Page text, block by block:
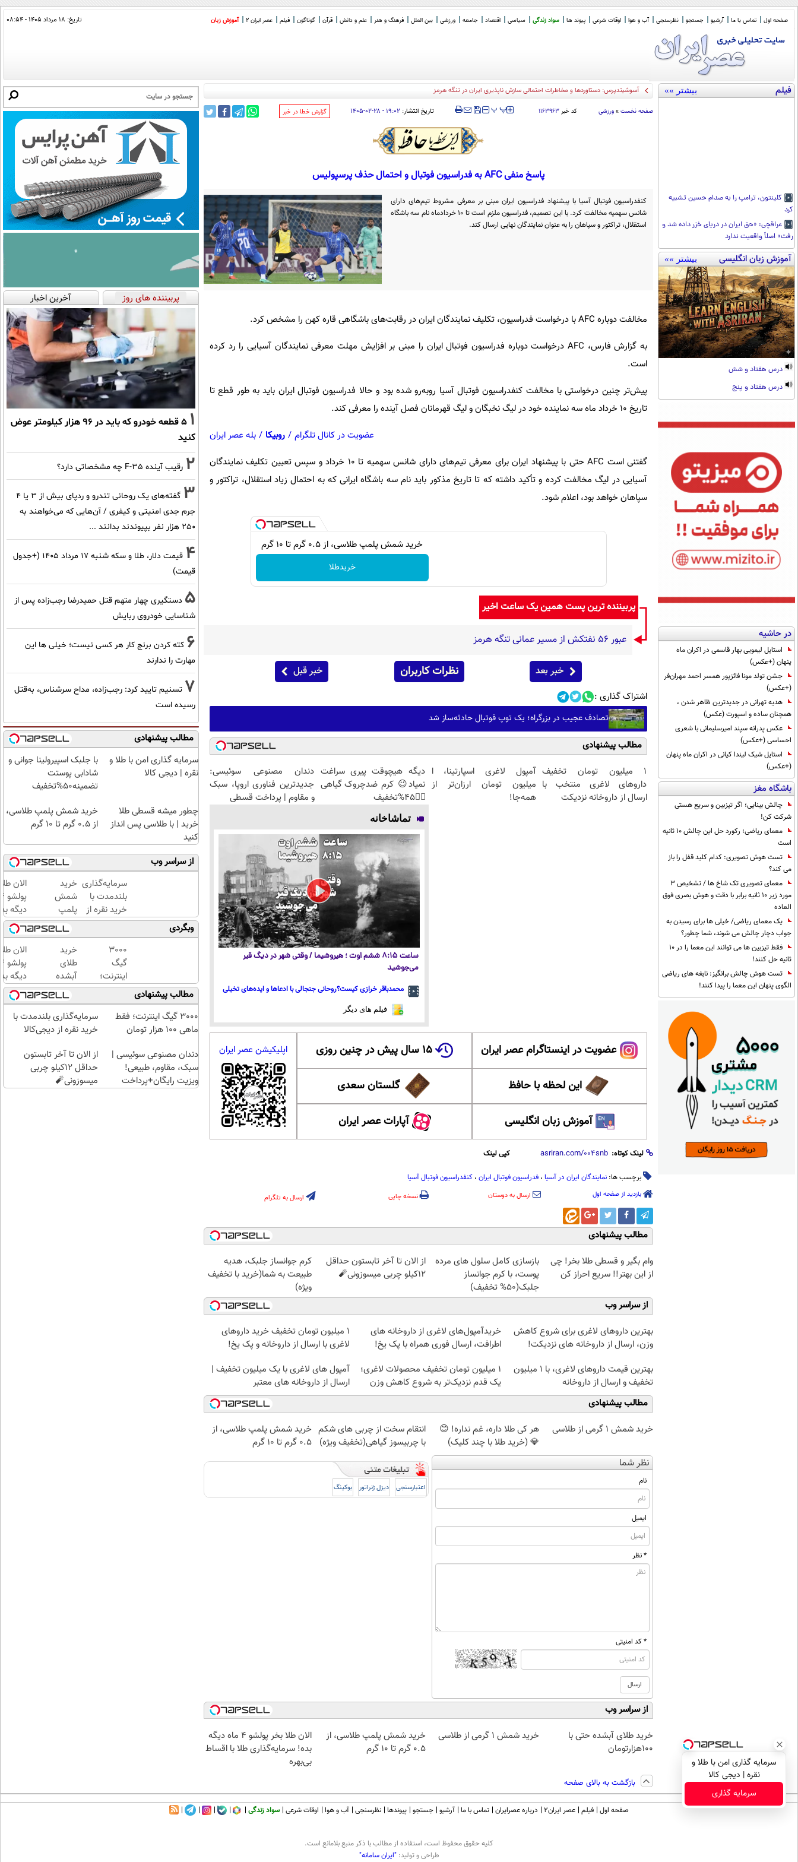
صفحه اول تماس با ما آرشیو جستجو نظرسنجی آب و هوا اوقات شرعی پیوند ها سواد زندگی سیاسی اقتصاد جامعه ورزشی بین الملل فرهنگ و هنر علم و دانش قرآن گوناگون فیلم عصر ایران 2 آموزش زبان تاریخ: ۱۸ مرداد ۱۴۰۵ - ۰۸:۵۴
فیلم بیشتر »»
کلینتون، ترامپ را به صدام حسین تشبیه
کرد
عراقچی: «حق ایران در دریای خزر داده شد و
رفت» اصلاً واقعیت ندارد
آموزش زبان انگلیسی بیشتر »»
درس هفتاد و شش
درس هفتاد و پنج
در حاشیه
استایل لیمویی بهار قاسمی در اکران ماه
پنهان (+عکس)
جشن تولد مونا فائزپور همسر احمد مهران‌فر
(+عکس)
هدیه تهرانی در جدیدترین ظاهر شدن ،
همچنان ساده و اسپورت (عکس)
عکس پدرانه سپند امیرسلیمانی با شعری
احساسی (+عکس)
استایل شیک لیندا کیانی در اکران ماه پنهان
(+عکس)
باشگاه مغز
چالش بینایی؛ اگر تیزبین و سریع هستی
شرکت کن!
معمای ریاضی؛ رکورد حل این چالش 10 ثانیه
است
تست هوش تصویری: کدام کلید قفل را باز
می کند؟
معمای تصویری تک شاخ ها / تشخیص 3
مورد زیر 10 ثانیه برابر با دقت و هوش بصری فوق
العاده
یک معمای ریاضی/ خیلی ها برای رسیدن به
جواب دچار چالش می شوند، شما چطور؟
فقط تیزبین ها می توانند این معما را در 10
ثانیه حل کنند!
تست هوش چالش برانگیز: نابغه های ریاضی
الگوی پنهان این معما را پیدا کنند!
وقتی «آینده»،_
صفحه نخست » ورزشی کد خبر ۱۱۶۳۹۶۳ ‍‍‍ پپ تاریخ انتشار: ۱۹:۰۲ - ۲۸-۰۲-۱۴۰۵ ‌گزارش خطا در خبر
پاسخ منفی AFC به فدراسیون فوتبال و احتمال حذف پرسپولیس
کنفدراسیون فوتبال آسیا با پیشنهاد فدراسیون ایران مبنی بر معرفی مشروط تیم‌های دارای
شانس سهمیه مخالفت کرد. با این تصمیم، فدراسیون ملزم است تا ۱۰ خردادماه نام سه باشگاه
استقلال، تراکتور و سپاهان را به عنوان نمایندگان نهایی ارسال کند.
مخالفت دوباره AFC با درخواست فدراسیون، تکلیف نمایندگان ایران در رقابت‌های باشگاهی قاره کهن را مشخص کرد.
به گزارش فارس، AFC درخواست دوباره فدراسیون فوتبال ایران را مبنی بر افزایش مهلت معرفی نمایندگان آسیایی را رد کرده
است.
پیش‌تر چنین درخواستی با مخالفت کنفدراسیون فوتبال آسیا رو‌به‌رو شده بود و حالا فدراسیون فوتبال ایران باید به طور قطع تا
تاریخ ۱۰ خرداد ماه سه نماینده خود در لیگ نخبگان و لیگ قهرمانان فصل آینده را معرفی کند.
عضویت در کانال تلگرام / روبیکا / بله عصر ایران
گفتنی است AFC حتی با پیشنهاد ایران برای معرفی تیم‌های دارای شانس سهمیه تا ۱۰ خرداد و سپس تعیین‌ تکلیف نمایندگان
آسیایی در لیگ مخالفت کرده و تأکید داشته که تا تاریخ مذکور باید نام سه باشگاه ایرانی که به احتمال زیاد استقلال، تراکتور و
سپاهان خواهد بود، اعلام شود.
خرید شمش پلمپ طلاسی، از ۰.۵ گرم تا ۱۰ گرم
خریدطلا
پربیننده ترین پست همین یک ساعت اخیر
عبور ۵۶ نفتکش از مسیر عمانی تنگه هرمز
خبر بعد نظرات کاربران خبر قبل
اشتراک گذاری :
تصادف عجیب در بزرگراه؛ یک توپ فوتبال حادثه‌ساز شد
مطالب پیشنهادی
۱ میلیون تومان تخفیف
داروهای لاغری منتخب با
ارسال از داروخانه نزدیکت
آمپول لاغری اسپارتینا، ا
میلیون تومان ارزان‌تر از
همه‌جا!
دیگه هیچوقت پیری سراغت
نمیاد😉 کرم ضدچروک گیاهی
👈🏻45%تخفیف
دندان مصنوعی سوئیسی:
جدیدترین فناوری اروپا، سبک
و مقاوم | پرداخت قسطی
تماشاخانه
ساعت ۸:۱۵ ششم اوت ؛ هیروشیما / وقتی شهر در دیگ قیر
می‌جوشید
محمدباقر خرازی کیست؟روحانی جنجالی با ادعاها و ایده‌های تخیلی
فیلم های دیگر
عضویت در اینستاگرام عصر ایران ۱۵ سال پیش در چنین روزی
این لحظه با حافظ گلستان سعدی
آموزش زبان انگلیسی آپارات عصر ایران
اپلیکیشن عصر ایران
لینک کوتاه: کپی لینک
برچسب ها: نمایندگان ایران در آسیا ، فدراسیون فوتبال ایران ، کنفدراسیون فوتبال آسیا
بازدید از صفحه اول ارسال به دوستان نسخه چاپی ارسال به تلگرام
مطالب پیشنهادی
وام بگیر و قسطی طلا بخر! چی
از این بهتر!! سریع احراز کن
بازسازی کامل سلول های مرده
پوست، با کرم جوانساز
جلبک(50% تخفیف)
از الان تا آخر تابستون حداقل
12کیلو چربی میسوزونی🧨
کرم جوانساز جلبک، هدیه
طبیعت به شما(خرید با تخفیف
ویژه)
از سراسر وب
بهترین داروهای لاغری برای شروع کاهش
وزن، ارسال از داروخانه های نزدیکت!
خریدآمپول‌های لاغری از داروخانه های
اطرافت، ارسال فوری همراه با پک یخ!
1 میلیون تومان تخفیف خرید داروهای
لاغری با ارسال از داروخانه و پک یخ!
بهترین قیمت داروهای لاغری، با ۱ میلیون
تخفیف و ارسال از داروخانه‌
۱ میلیون تومان تخفیف محصولات لاغری؛
یک قدم نزدیک‌تر به شروع کاهش وزن
آمپول های لاغری با یک میلیون تخفیف |
ارسال از داروخانه های معتبر
مطالب پیشنهادی
خرید شمش 1 گرمی از طلاسی
هر کی طلا داره، غم نداره! 😊
💎 (خرید طلا با چند کلیک)
انتقام سخت از چربی های شکم
با چربیسوز گیاهی(تخفیف ویژه)
خرید شمش پلمپ طلاسی، از
۰.۵ گرم تا ۱۰ گرم
نظر شما
نام
ایمیل
* نظر
* کد امنیتی
اعتبارسنجی دیزل ژنراتور بوکینگ
از سراسر وب
خرید طلای آبشده حتی با
۱۰۰هزارتومان
خرید شمش 1 گرمی از طلاسی
خرید شمش پلمپ طلاسی، از
۰.۵ گرم تا ۱۰ گرم
الان طلا بخر پولشو 4 ماه دیگه
بده! سرمایه‌گذاری طلا با اقساط
بی‌بهره
بازگشت به بالای صفحه
پربیننده های روز آخرین اخبار
1
۵ قطعه خودرو که باید در ۹۶ هزار کیلومتر عوض
کنید
2 رقیب آینده F-35 چه مشخصاتی دارد؟
3
گفته‌های یک روحانی تندرو و ردپای بیش از ۳ یا ۴
جرم جدی امنیتی و کیفری / آن‌هایی که می‌خواهند به
۲۵۰ هزار نفر بپیوندند بدانند ...
4
قیمت دلار، طلا و سکه شنبه ۱۷ مرداد ۱۴۰۵ (+جدول
قیمت)
5 دستگیری چهار متهم قتل حمیدرضا رجب‌زاده پس از
شناسایی خودروی ربایش
6 کته کردن برنج کار هر کسی نیست؛ خیلی ها این
مهارت را ندارند
7 تسنیم تایید کرد: رجب‌زاده، مداح سرشناس، به‌قتل
رسیده است
مطالب پیشنهادی
سرمایه گذاری امن با طلا و
نقره | دیجی کالا
با جلبک اسپیرولینا جوانی و
شادابی پوستت
تضمینه50%تخفیف
چطور میشه قسطی طلا
خرید | با طلاسی پس انداز
کنید
خرید شمش پلمپ طلاسی،
از ۰.۵ گرم تا ۱۰ گرم
از سراسر وب
سرمایه‌گذاری
بلندمدت با
خرید نقره از
دیجی‌کالا
خرید
شمش
پلمپ
طلاسی،
از ۰.۵
گرم تا
۱۰ گرم
الان
دیگه
طلا با
بی‌بهره
وبگردی
3000
گیگ
اینترنت؛
فقط
ماهی
100
هزار
خرید
طلای
آبشده
حتی با
۱۰۰هزارتومان
الان
دیگه
طلا با
بی‌بهره
مطالب پیشنهادی
3000 گیگ اینترنت؛ فقط
ماهی 100 هزار تومان
سرمایه‌گذاری بلندمدت با
خرید نقره از دیجی‌کالا
دندان مصنوعی سوئیسی |
سبک، مقاوم، طبیعی!
ویزیت رایگان+پرداخت
از الان تا آخر تابستون
حداقل 12کیلو چربی
میسوزونی🧨
سرمایه گذاری امن با طلا و
نقره | دیجی کالا
سرمایه گذاری
صفحه اول فیلم عصر ایران۲ درباره عصرایران تماس با ما آرشیو جستجو پیوندها نظرسنجی آب و هوا اوقات شرعی سواد زندگی
كليه حقوق محفوظ است، استفاده از مطالب با ذكر منبع بلامانع است.
طراحی و تولید:"ایران سامانه"